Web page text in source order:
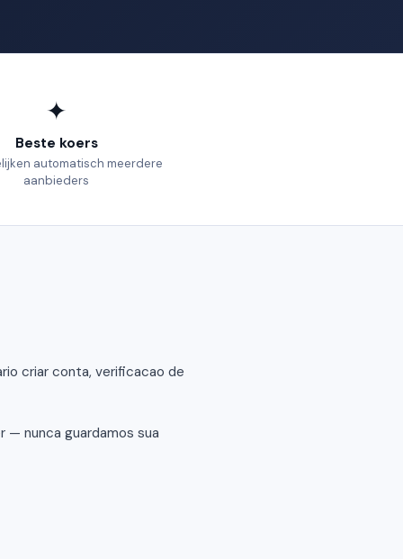
✦
Beste koers
automatisch meerdere
aanbieders
criar conta, verificacao de
— nunca guardamos sua